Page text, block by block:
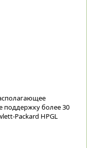
более 30
Packard HPGL